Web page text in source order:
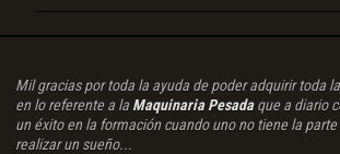
Mil gracias por toda la ayuda de poder adquirir toda
en lo referente a la Maquinaria Pesadaque a diario
un éxito en la formación cuando uno no tiene la
realizar un sueño...